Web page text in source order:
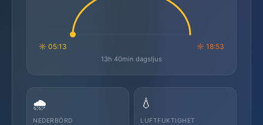
☼ 05:13 ☼ 18:53
13h 40min dagsljus
🌧️
NEDERBÖRD
💧
LUFTFUKTIGHET